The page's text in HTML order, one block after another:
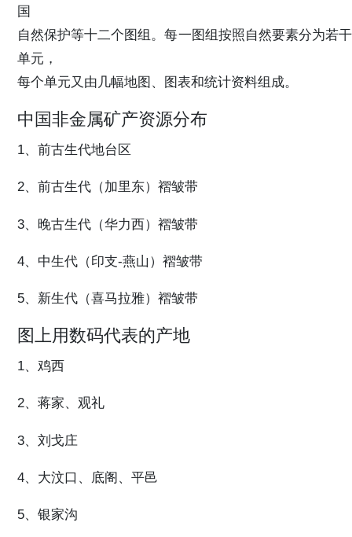
国
自然保护等十二个图组。每一图组按照自然要素分为若干
单元，
每个单元又由几幅地图、图表和统计资料组成。
中国非金属矿产资源分布
1、前古生代地台区
2、前古生代（加里东）褶皱带
3、晚古生代（华力西）褶皱带
4、中生代（印支-燕山）褶皱带
5、新生代（喜马拉雅）褶皱带
图上用数码代表的产地
1、鸡西
2、蒋家、观礼
3、刘戈庄
4、大汶口、底阁、平邑
5、银家沟